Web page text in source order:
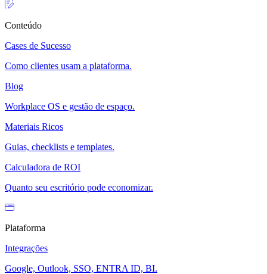
Conteúdo
Cases de Sucesso
Como clientes usam a plataforma.
Blog
Workplace OS e gestão de espaço.
Materiais Ricos
Guias, checklists e templates.
Calculadora de ROI
Quanto seu escritório pode economizar.
Plataforma
Integrações
Google, Outlook, SSO, ENTRA ID, BI.